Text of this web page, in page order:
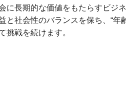
に長期的な価値をもたらすビジ
と社会性のバランスを保ち、“年
挑戦を続けます。